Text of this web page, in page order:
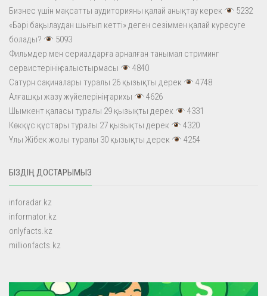
Бизнес үшін мақсатты аудиторияны қалай анықтау керек
5232
«Бәрі бақылаудан шығып кетті» деген сезіммен қалай күресуге
болады?
5093
Фильмдер мен сериалдарға арналған танымал стриминг
сервистерінің салыстырмасы
4840
Сатурн сақиналары туралы 26 қызықты дерек
4748
Алғашқы жазу жүйелерінің тарихы
4626
Шымкент қаласы туралы 29 қызықты дерек
4331
Көкқұс құстары туралы 27 қызықты дерек
4320
Ұлы Жібек жолы туралы 30 қызықты дерек
4254
БІЗДІҢ ДОСТАРЫМЫЗ
inforadar.kz
informator.kz
onlyfacts.kz
millionfacts.kz